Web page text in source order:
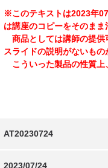
※このテキストは2023年
は講座のコピーをそのまま
商品としては講師の提供
スライドの説明がないもの
こういった製品の性質上
AT20230724
2023/07/24